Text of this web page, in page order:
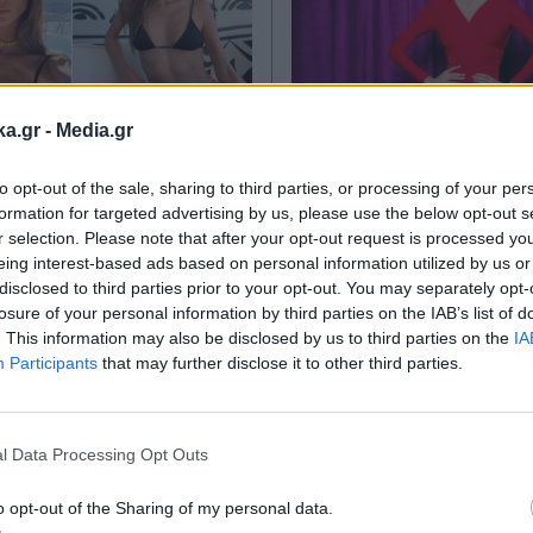
- Media.gr
opt-out of the sale, sharing to third parties, or processing of your
for targeted advertising by us, please use the below opt-out
selection. Please note that after your opt-out request is processed
interest-based ads based on personal information utilized by us
to third parties prior to your opt-out. You may separately
of your personal information by third parties on the IAB’s list of
This information may also be disclosed by us to third parties on the
Participants that may further disclose it to other third parties.
Data Processing Opt Outs
opt-out of the Sharing of my personal data.
NEWSROOM
Οι
με μπικίνι στη
το μήνυμα για
τριήμερο
PARAPOLITIKA
Ηλιάνα
αλλαγές στο
Μπέττυ Μαγγίρα
γάμος που
"Φέτος θα είμαι
κριτική επιτροπή"
newsletter